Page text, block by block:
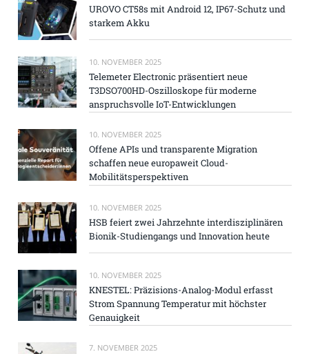
UROVO CT58s mit Android 12, IP67-Schutz und
starkem Akku
10. NOVEMBER 2025
Telemeter Electronic präsentiert neue
T3DSO700HD-Oszilloskope für moderne
anspruchsvolle IoT-Entwicklungen
10. NOVEMBER 2025
Offene APIs und transparente Migration
schaffen neue europaweit Cloud-
Mobilitätsperspektiven
10. NOVEMBER 2025
HSB feiert zwei Jahrzehnte interdisziplinären
Bionik-Studiengangs und Innovation heute
10. NOVEMBER 2025
KNESTEL: Präzisions-Analog-Modul erfasst
Strom Spannung Temperatur mit höchster
Genauigkeit
7. NOVEMBER 2025